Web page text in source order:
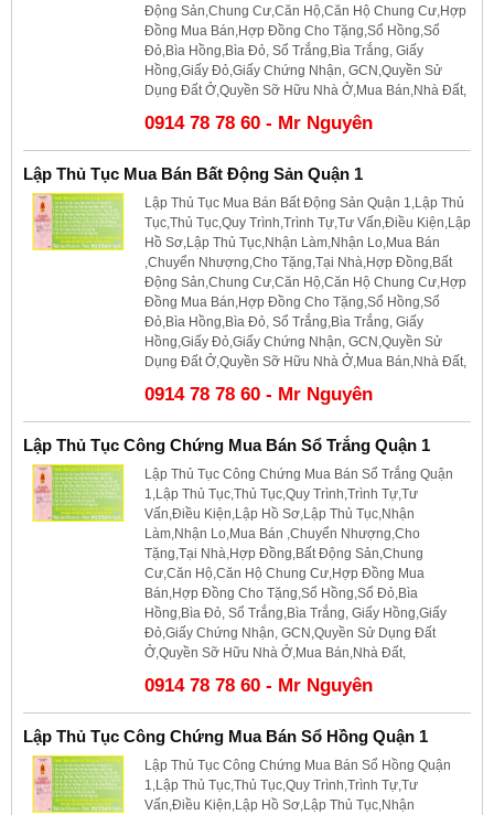
Động Sản,Chung Cư,Căn Hộ,Căn Hộ Chung Cư,Hợp
Đồng Mua Bán,Hợp Đồng Cho Tặng,Sổ Hồng,Sổ
Đỏ,Bìa Hồng,Bìa Đỏ, Sổ Trắng,Bìa Trắng, Giấy
Hồng,Giấy Đỏ,Giấy Chứng Nhận, GCN,Quyền Sử
Dụng Đất Ở,Quyền Sỡ Hữu Nhà Ở,Mua Bán,Nhà Đất,
0914 78 78 60 - Mr Nguyên
Lập Thủ Tục Mua Bán Bất Động Sản Quận 1
Lập Thủ Tục Mua Bán Bất Động Sản Quận 1,Lập Thủ
Tục,Thủ Tục,Quy Trình,Trình Tự,Tư Vấn,Điều Kiện,Lập
Hồ Sơ,Lập Thủ Tục,Nhận Làm,Nhận Lo,Mua Bán
,Chuyển Nhượng,Cho Tặng,Tại Nhà,Hợp Đồng,Bất
Động Sản,Chung Cư,Căn Hộ,Căn Hộ Chung Cư,Hợp
Đồng Mua Bán,Hợp Đồng Cho Tặng,Sổ Hồng,Sổ
Đỏ,Bìa Hồng,Bìa Đỏ, Sổ Trắng,Bìa Trắng, Giấy
Hồng,Giấy Đỏ,Giấy Chứng Nhận, GCN,Quyền Sử
Dụng Đất Ở,Quyền Sỡ Hữu Nhà Ở,Mua Bán,Nhà Đất,
0914 78 78 60 - Mr Nguyên
Lập Thủ Tục Công Chứng Mua Bán Sổ Trắng Quận 1
Lập Thủ Tục Công Chứng Mua Bán Sổ Trắng Quận
1,Lập Thủ Tục,Thủ Tục,Quy Trình,Trình Tự,Tư
Vấn,Điều Kiện,Lập Hồ Sơ,Lập Thủ Tục,Nhận
Làm,Nhận Lo,Mua Bán ,Chuyển Nhượng,Cho
Tặng,Tại Nhà,Hợp Đồng,Bất Động Sản,Chung
Cư,Căn Hộ,Căn Hộ Chung Cư,Hợp Đồng Mua
Bán,Hợp Đồng Cho Tặng,Sổ Hồng,Sổ Đỏ,Bìa
Hồng,Bìa Đỏ, Sổ Trắng,Bìa Trắng, Giấy Hồng,Giấy
Đỏ,Giấy Chứng Nhận, GCN,Quyền Sử Dụng Đất
Ở,Quyền Sỡ Hữu Nhà Ở,Mua Bán,Nhà Đất,
0914 78 78 60 - Mr Nguyên
Lập Thủ Tục Công Chứng Mua Bán Sổ Hồng Quận 1
Lập Thủ Tục Công Chứng Mua Bán Sổ Hồng Quận
1,Lập Thủ Tục,Thủ Tục,Quy Trình,Trình Tự,Tư
Vấn,Điều Kiện,Lập Hồ Sơ,Lập Thủ Tục,Nhận